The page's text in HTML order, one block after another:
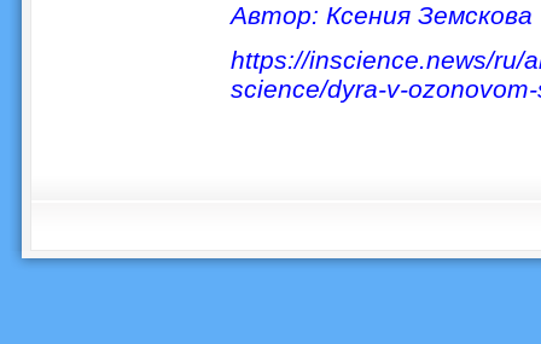
Автор: Ксения Земскова
https://inscience.news/ru/
science/dyra-v-